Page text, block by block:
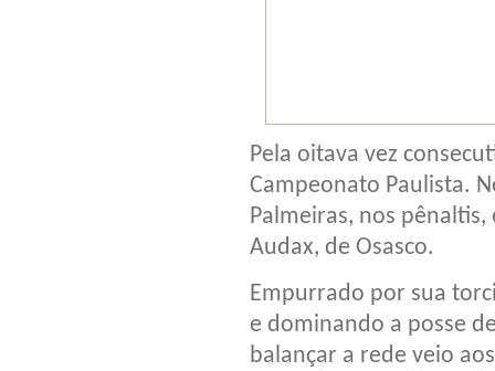
Pela oitava vez
Campeonato Paulista.
Palmeiras, nos
Audax, de Osasco.
Empurrado por sua
e dominando a posse
balançar a rede veio